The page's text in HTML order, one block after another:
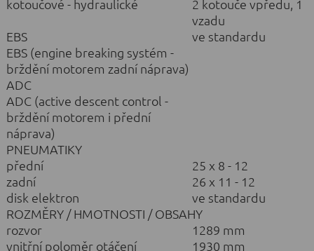
kotoučové - hydraulické
2 kotouče vpředu, 1
vzadu
EBS
ve standardu
EBS (engine breaking systém -
brždění motorem zadní náprava)
ADC
ADC (active descent control -
brždění motorem i přední
náprava)
PNEUMATIKY
přední
25 x 8 - 12
zadní
26 x 11 - 12
disk elektron
ve standardu
ROZMĚRY / HMOTNOSTI / OBSAHY
rozvor
1289 mm
vnitřní poloměr otáčení
1930 mm